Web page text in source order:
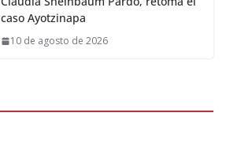
caso Ayotzinapa
10 de agosto de 2026